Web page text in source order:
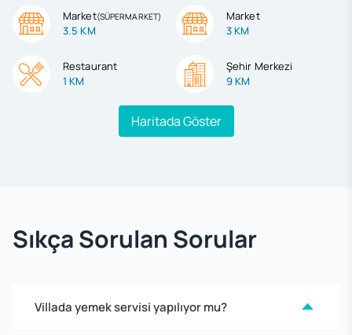
Market(SÜPERMARKET)
3.5 KM
Market
3 KM
Restaurant
1 KM
Şehir Merkezi
9 KM
Haritada Göster
Sıkça Sorulan Sorular
Villada yemek servisi yapılıyor mu?